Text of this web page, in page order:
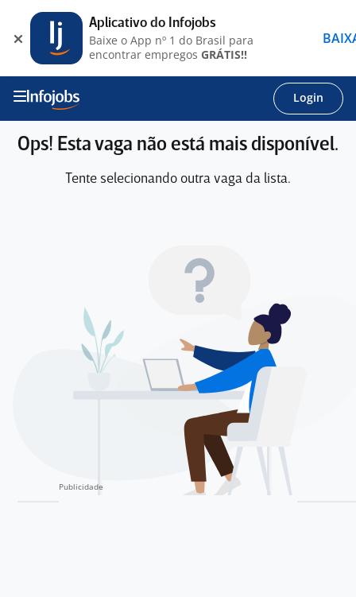
Login
Ops! Esta vaga não está mais disponível.
Tente selecionando outra vaga da lista.
Aplicativo do Infojobs
Baixe o App nº 1 do Brasil para
encontrar empregos GRÁTIS!!